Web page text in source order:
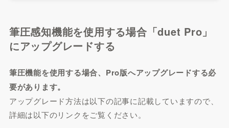
筆圧感知機能を使用する場合「duet Pro」
にアップグレードする
筆圧機能を使用する場合、Pro版へアップグレードする必
要があります。
アップグレード方法は以下の記事に記載していますので、
詳細は以下のリンクをご覧ください。